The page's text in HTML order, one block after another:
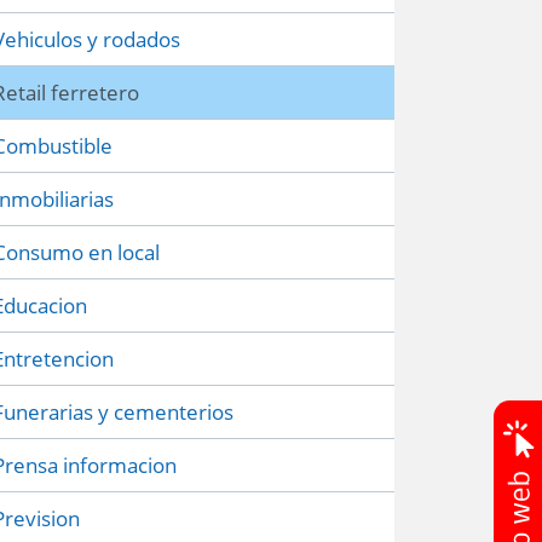
y rodados
ferretero
en local
y cementerios
informacion